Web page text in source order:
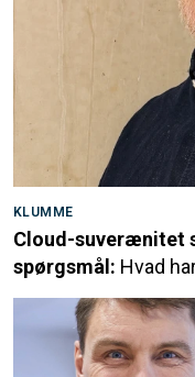
KLUMME
Cloud-suverænitet
spørgsmål: Hvad